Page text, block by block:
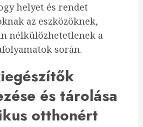
helyet és rendet
az eszközöknek,
nélkülözhetetlenek a
során.
és tárolása
otthonért